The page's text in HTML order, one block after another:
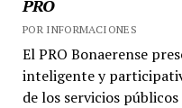
PRO
POR INFORMACIONES
El PRO Bonaerense
inteligente y
de los servicios